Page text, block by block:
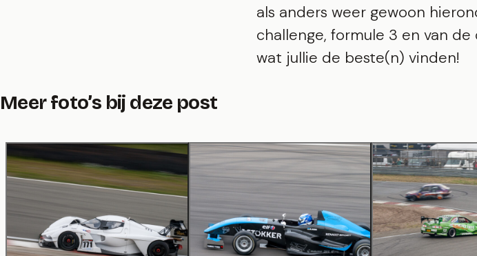
als anders weer gewoon
challenge, formule 3 en van
wat jullie de beste(n) vinden!
Meer foto’s bij deze post